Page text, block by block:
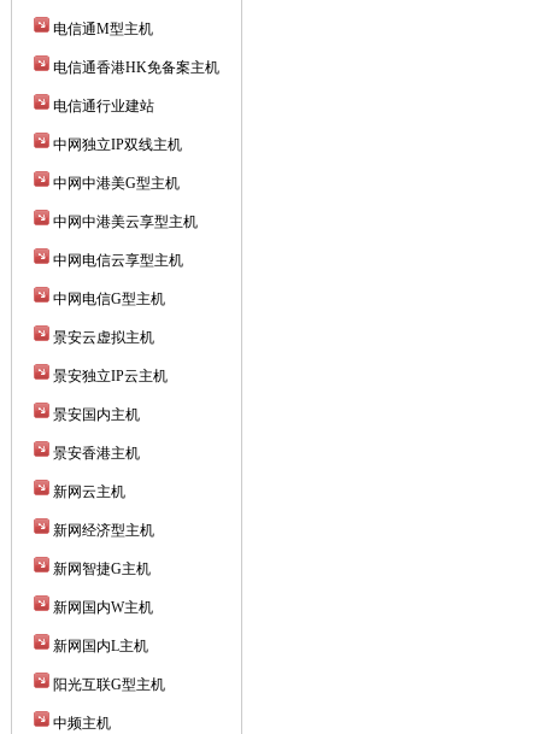
电信通M型主机
电信通香港HK免备案主机
电信通行业建站
中网独立IP双线主机
中网中港美G型主机
中网中港美云享型主机
中网电信云享型主机
中网电信G型主机
景安云虚拟主机
景安独立IP云主机
景安国内主机
景安香港主机
新网云主机
新网经济型主机
新网智捷G主机
新网国内W主机
新网国内L主机
阳光互联G型主机
中频主机